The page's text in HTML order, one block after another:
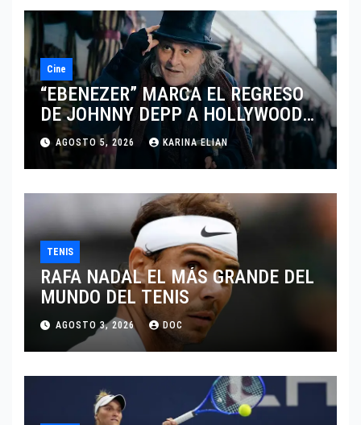
Cine
“EBENEZER” MARCA EL REGRESO
DE JOHNNY DEPP A HOLLYWOOD
TRAS SU PASO POR EL CINE
INDEPENDIENTE EUROPEO
AGOSTO 5, 2026 KARINA ELIAN
TENIS
RAFA NADAL EL MÁS GRANDE DEL
MUNDO DEL TENIS
AGOSTO 3, 2026 DOC